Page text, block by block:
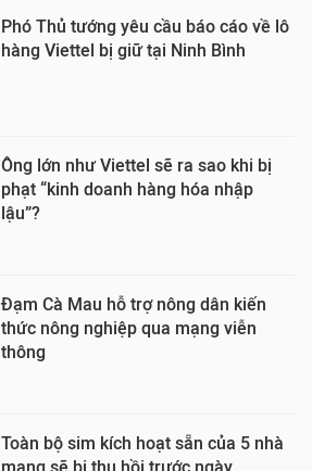
Phó Thủ tướng yêu cầu báo cáo về lô
hàng Viettel bị giữ tại Ninh Bình
Ông lớn như Viettel sẽ ra sao khi bị
phạt “kinh doanh hàng hóa nhập
lậu”?
Đạm Cà Mau hỗ trợ nông dân kiến
thức nông nghiệp qua mạng viễn
thông
Toàn bộ sim kích hoạt sẵn của 5 nhà